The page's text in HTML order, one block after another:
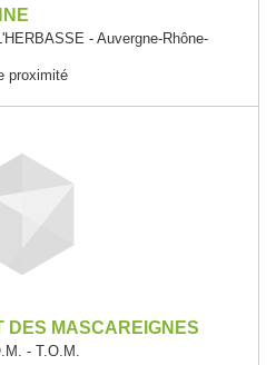
- Auvergne-Rhône-
proximité
DES MASCAREIGNES
- T.O.M.